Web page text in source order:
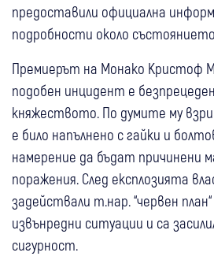
предоставили официална
подробности около
Премиерът на Монако Кристоф
подобен инцидент е
княжеството. По думите му
е било напълнено с гайки и
намерение да бъдат причинени
поражения. След експлозията
задействали т.нар. “червен
извънредни ситуации и са
сигурност.